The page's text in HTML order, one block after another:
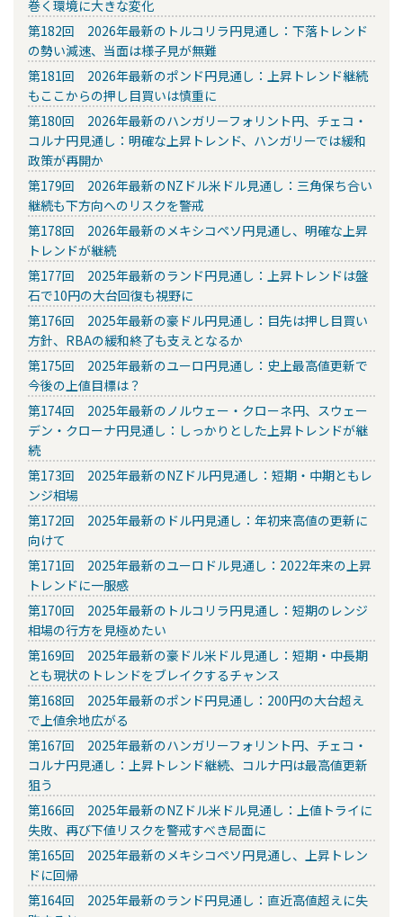
巻く環境に大きな変化
第182回 2026年最新のトルコリラ円見通し：下落トレンド
の勢い減速、当面は様子見が無難
第181回 2026年最新のポンド円見通し：上昇トレンド継続
もここからの押し目買いは慎重に
第180回 2026年最新のハンガリーフォリント円、チェコ・
コルナ円見通し：明確な上昇トレンド、ハンガリーでは緩和
政策が再開か
第179回 2026年最新のNZドル米ドル見通し：三角保ち合い
継続も下方向へのリスクを警戒
第178回 2026年最新のメキシコペソ円見通し、明確な上昇
トレンドが継続
第177回 2025年最新のランド円見通し：上昇トレンドは盤
石で10円の大台回復も視野に
第176回 2025年最新の豪ドル円見通し：目先は押し目買い
方針、RBAの緩和終了も支えとなるか
第175回 2025年最新のユーロ円見通し：史上最高値更新で
今後の上値目標は？
第174回 2025年最新のノルウェー・クローネ円、スウェー
デン・クローナ円見通し：しっかりとした上昇トレンドが継
続
第173回 2025年最新のNZドル円見通し：短期・中期ともレ
ンジ相場
第172回 2025年最新のドル円見通し：年初来高値の更新に
向けて
第171回 2025年最新のユーロドル見通し：2022年来の上昇
トレンドに一服感
第170回 2025年最新のトルコリラ円見通し：短期のレンジ
相場の行方を見極めたい
第169回 2025年最新の豪ドル米ドル見通し：短期・中長期
とも現状のトレンドをブレイクするチャンス
第168回 2025年最新のポンド円見通し：200円の大台超え
で上値余地広がる
第167回 2025年最新のハンガリーフォリント円、チェコ・
コルナ円見通し：上昇トレンド継続、コルナ円は最高値更新
狙う
第166回 2025年最新のNZドル米ドル見通し：上値トライに
失敗、再び下値リスクを警戒すべき局面に
第165回 2025年最新のメキシコペソ円見通し、上昇トレン
ドに回帰
第164回 2025年最新のランド円見通し：直近高値超えに失